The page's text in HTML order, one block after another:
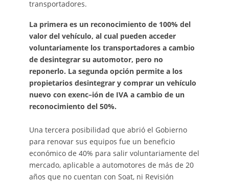
transportadores.
La primera es un reconocimiento de 100% del
valor del vehículo, al cual pueden acceder
voluntariamente los transportadores a cambio
de desintegrar su automotor, pero no
reponerlo. La segunda opción permite a los
propietarios desintegrar y comprar un vehículo
nuevo con exenc–ión de IVA a cambio de un
reconocimiento del 50%.
Una tercera posibilidad que abrió el Gobierno
para renovar sus equipos fue un beneficio
económico de 40% para salir voluntariamente del
mercado, aplicable a automotores de más de 20
años que no cuentan con Soat, ni Revisión